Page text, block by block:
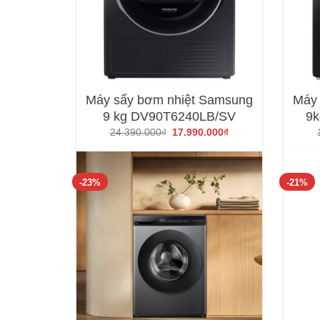
Máy sấy bơm nhiệt Samsung
9 kg DV90T6240LB/SV
24.390.000₫ Giá
là:
24.390.000₫.
17.990.000₫Giá
tại
là:
17.990.000₫.
-23% -21%